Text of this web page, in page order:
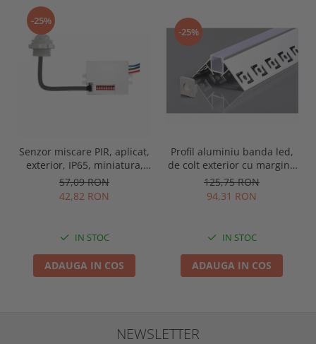
-25%
Senzor miscare PIR, aplicat,
exterior, IP65, miniatura,
alb, Optonica 7309
57,09 RON
42,82 RON
IN STOC
ADAUGA IN COS
-25%
Profil aluminiu banda led,
de colt exterior cu margini,
pentru tencuit, lungime 2m,
culoare gri natur, Optonica
125,75 RON
94,31 RON
IN STOC
ADAUGA IN COS
NEWSLETTER